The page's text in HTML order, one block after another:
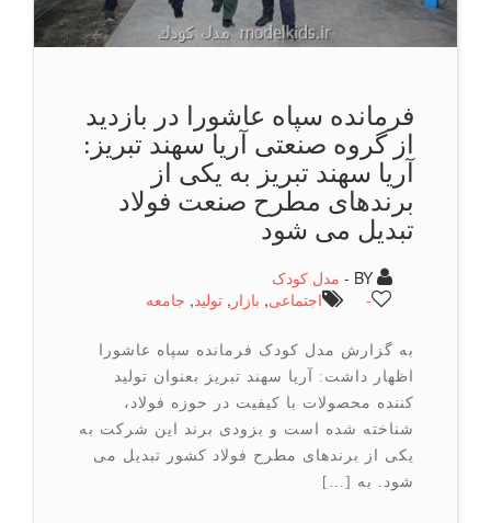
فرمانده سپاه عاشورا در بازدید
از گروه صنعتی آریا سهند تبریز:
آریا سهند تبریز به یكی از
برندهای مطرح صنعت فولاد
تبدیل می شود
مدل کودک
اجتماعی,بازار,تولید,جامعه
به گزارش مدل کودک فرمانده سپاه عاشورا
اظهار داشت: آریا سهند تبریز بعنوان تولید
کننده محصولات با کیفیت در حوزه فولاد،
شناخته شده است و بزودی برند این شرکت به
یکی از برندهای مطرح فولاد کشور تبدیل می
شود. به […]